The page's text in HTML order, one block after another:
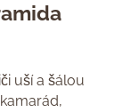
uší a šálou